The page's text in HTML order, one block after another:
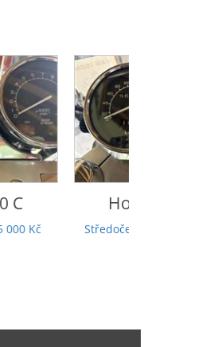
C
75 000 Kč
Suzuki
Jihočeský